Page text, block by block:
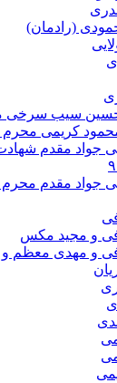
(رادمان)
سیب سرخی
کریمی محرم ۹۶
جواد مقدم
جواد مقدم محرم ۹۶
و مجید مکس
و مهدی معظم